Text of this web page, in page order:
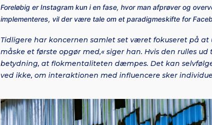
Foreløbig er Instagram kun i en fase, hvor man afprøver og
implementeres, vil der være tale om et paradigmeskifte for
Tidligere har koncernen samlet set været fokuseret på
måske et første opgør med,« siger han. Hvis den rulles
betydning, at flokmentaliteten dæmpes. Det kan
ved ikke, om interaktionen med influencere sker